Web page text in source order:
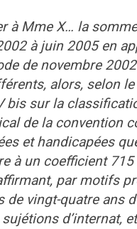
à Mme X… la
à juin 2005 en
de novembre
alors, selon le
bis sur la
de la convention
et handicapées
à un coefficient
par motifs
vingt-quatre ans
d’internat,